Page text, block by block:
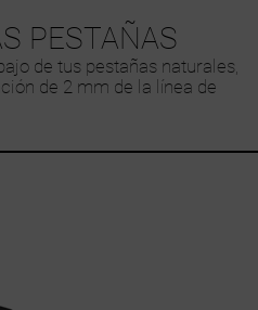
PESTAÑAS
de tus pestañas naturales,
de 2 mm de la línea de